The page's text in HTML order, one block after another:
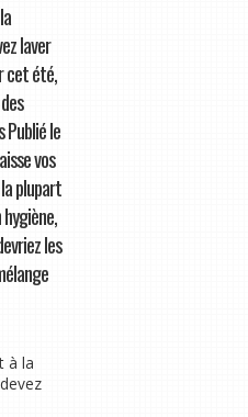
laver
cet été,
Publié le
vos
plupart
les
à la